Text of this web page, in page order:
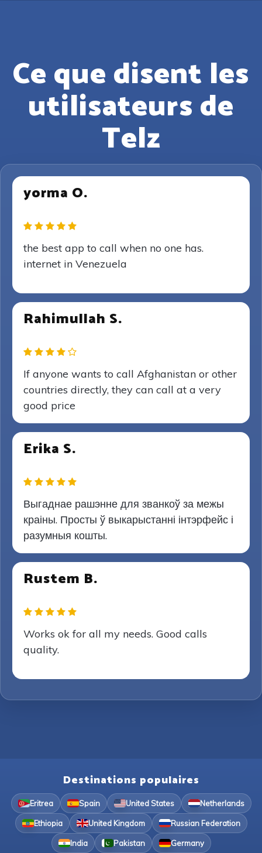
Ce que disent les
utilisateurs de
Telz
yorma O.
the best app to call when no one has.
internet in Venezuela
Rahimullah S.
If anyone wants to call Afghanistan or other
countries directly, they can call at a very
good price
Erika S.
Выгаднае рашэнне для званкоў за межы
краіны. Просты ў выкарыстанні інтэрфейс і
разумныя кошты.
Rustem B.
Works ok for all my needs. Good calls
quality.
Destinations populaires
Eritrea Spain United States Netherlands
Ethiopia United Kingdom Russian Federation
India Pakistan Germany